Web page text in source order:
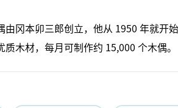
由冈本卯三郎创立，他从 1950 年就开
质木材，每月可制作约 15,000 个木偶。